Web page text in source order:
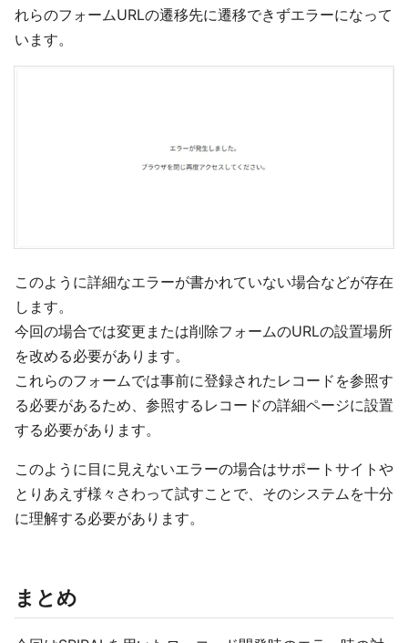
れらのフォームURLの遷移先に遷移できずエラーになって
います。
このように詳細なエラーが書かれていない場合などが存在
します。
今回の場合では変更または削除フォームのURLの設置場所
を改める必要があります。
これらのフォームでは事前に登録されたレコードを参照す
る必要があるため、参照するレコードの詳細ページに設置
する必要があります。
このように目に見えないエラーの場合はサポートサイトや
とりあえず様々さわって試すことで、そのシステムを十分
に理解する必要があります。
まとめ